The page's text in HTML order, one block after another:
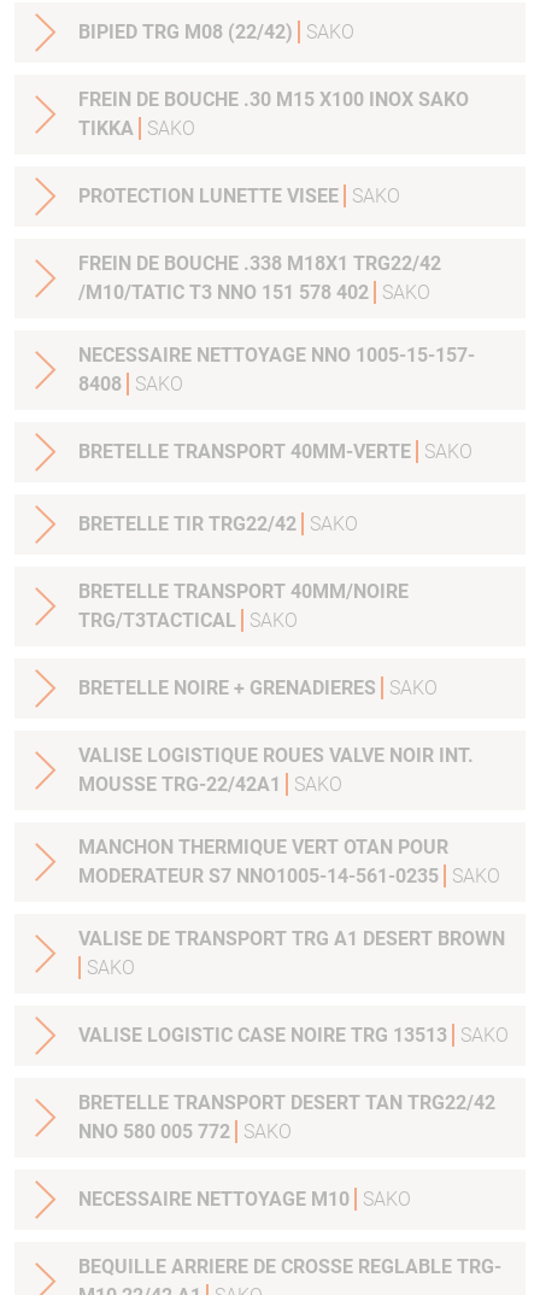
BIPIED TRG M08 (22/42) SAKO
FREIN DE BOUCHE .30 M15 X100 INOX SAKO
TIKKA
SAKO
PROTECTION LUNETTE VISEE SAKO
FREIN DE BOUCHE .338 M18X1 TRG22/42
/M10/TATIC T3 NNO 151 578 402
SAKO
NECESSAIRE NETTOYAGE NNO 1005-15-157-
8408
SAKO
BRETELLE TRANSPORT 40MM-VERTE SAKO
BRETELLE TIR TRG22/42 SAKO
BRETELLE TRANSPORT 40MM/NOIRE
TRG/T3TACTICAL
SAKO
BRETELLE NOIRE + GRENADIERES SAKO
VALISE LOGISTIQUE ROUES VALVE NOIR INT.
MOUSSE TRG-22/42A1
SAKO
MANCHON THERMIQUE VERT OTAN POUR
MODERATEUR S7 NNO1005-14-561-0235
SAKO
VALISE DE TRANSPORT TRG A1 DESERT BROWN
SAKO
VALISE LOGISTIC CASE NOIRE TRG 13513 SAKO
BRETELLE TRANSPORT DESERT TAN TRG22/42
NNO 580 005 772
SAKO
NECESSAIRE NETTOYAGE M10 SAKO
BEQUILLE ARRIERE DE CROSSE REGLABLE TRG-